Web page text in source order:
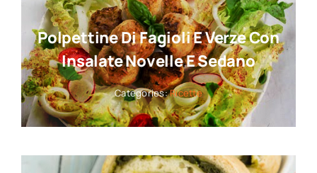
Polpettine Di Fagioli E Verze Con
Insalate Novelle E Sedano
Categories:Ricette